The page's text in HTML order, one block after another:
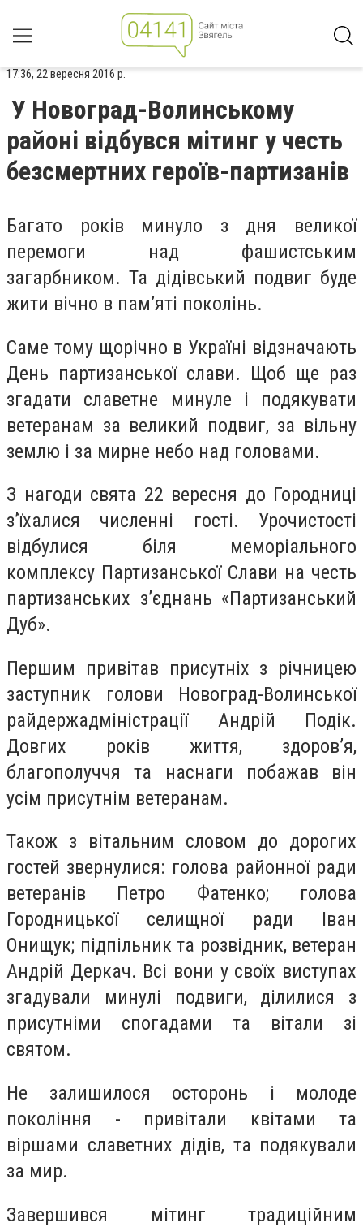
17:36, 22 вересня 2016 р.
У Новоград-Волинському
районі відбувся мітинг у честь
безсмертних героїв-партизанів
Багато років минуло з дня великої
перемоги над фашистським
загарбником. Та дідівський подвиг буде
жити вічно в пам’яті поколінь.
Саме тому щорічно в Україні відзначають
День партизанської слави. Щоб ще раз
згадати славетне минуле і подякувати
ветеранам за великий подвиг, за вільну
землю і за мирне небо над головами.
З нагоди свята 22 вересня до Городниці
з’їхалися численні гості. Урочистості
відбулися біля меморіального
комплексу Партизанської Слави на честь
партизанських з’єднань «Партизанський
Дуб».
Першим привітав присутніх з річницею
заступник голови Новоград-Волинської
райдержадміністрації Андрій Подік.
Довгих років життя, здоров’я,
благополуччя та наснаги побажав він
усім присутнім ветеранам.
Також з вітальним словом до дорогих
гостей звернулися: голова районної ради
ветеранів Петро Фатенко; голова
Городницької селищної ради Іван
Онищук; підпільник та розвідник, ветеран
Андрій Деркач. Всі вони у своїх виступах
згадували минулі подвиги, ділилися з
присутніми спогадами та вітали зі
святом.
Не залишилося осторонь і молоде
покоління - привітали квітами та
віршами славетних дідів, та подякували
за мир.
Завершився мітинг традиційним